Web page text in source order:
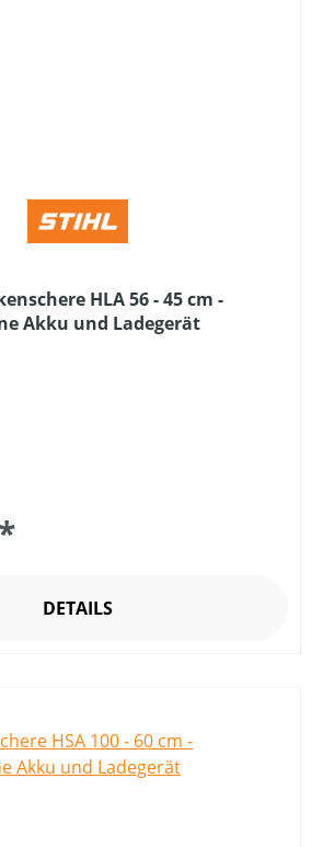
HLA 56 - 45 cm -
Akku und Ladegerät
DETAILS